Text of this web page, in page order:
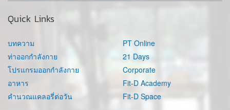
Quick Links
บทความ
ท่าออกกำลังกาย
โปรแกรมออกกำลังกาย
อาหาร
คำนวณแคลอรี่ต่อวัน
PT Online
21 Days
Corporate
Fit-D Academy
Fit-D Space